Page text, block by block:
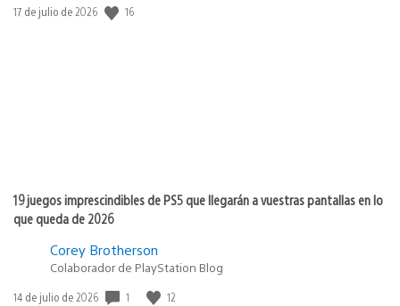
Fecha
17 de julio de 2026 16
19 juegos imprescindibles de PS5 que llegarán a vuestras pantallas en lo
que queda de 2026
Corey Brotherson
Colaborador de PlayStation Blog
Fecha
14 de julio de 2026 1 12